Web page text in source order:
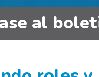
al